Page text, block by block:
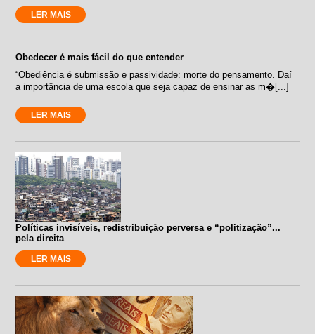
LER MAIS
Obedecer é mais fácil do que entender
“Obediência é submissão e passividade: morte do pensamento. Daí
a importância de uma escola que seja capaz de ensinar as m�[...]
LER MAIS
Políticas invisíveis, redistribuição perversa e “politização”...
pela direita
LER MAIS